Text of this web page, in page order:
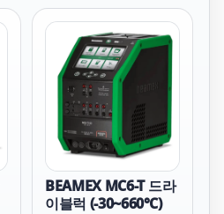
Calibrator 및
Communicator입니다.
BEAMEX MC6-T 드라
이블럭 (-30~660℃)